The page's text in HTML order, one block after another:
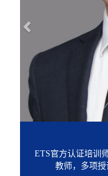
语教研组长，新航道集团
奖、人气奖获得者